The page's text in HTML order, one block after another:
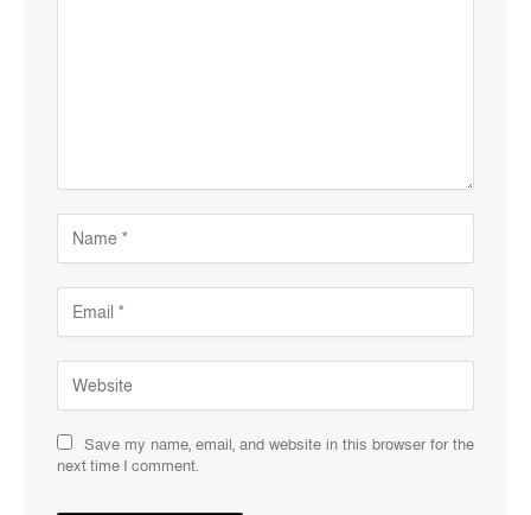
Save my name, email, and website in this browser for the
next time I comment.